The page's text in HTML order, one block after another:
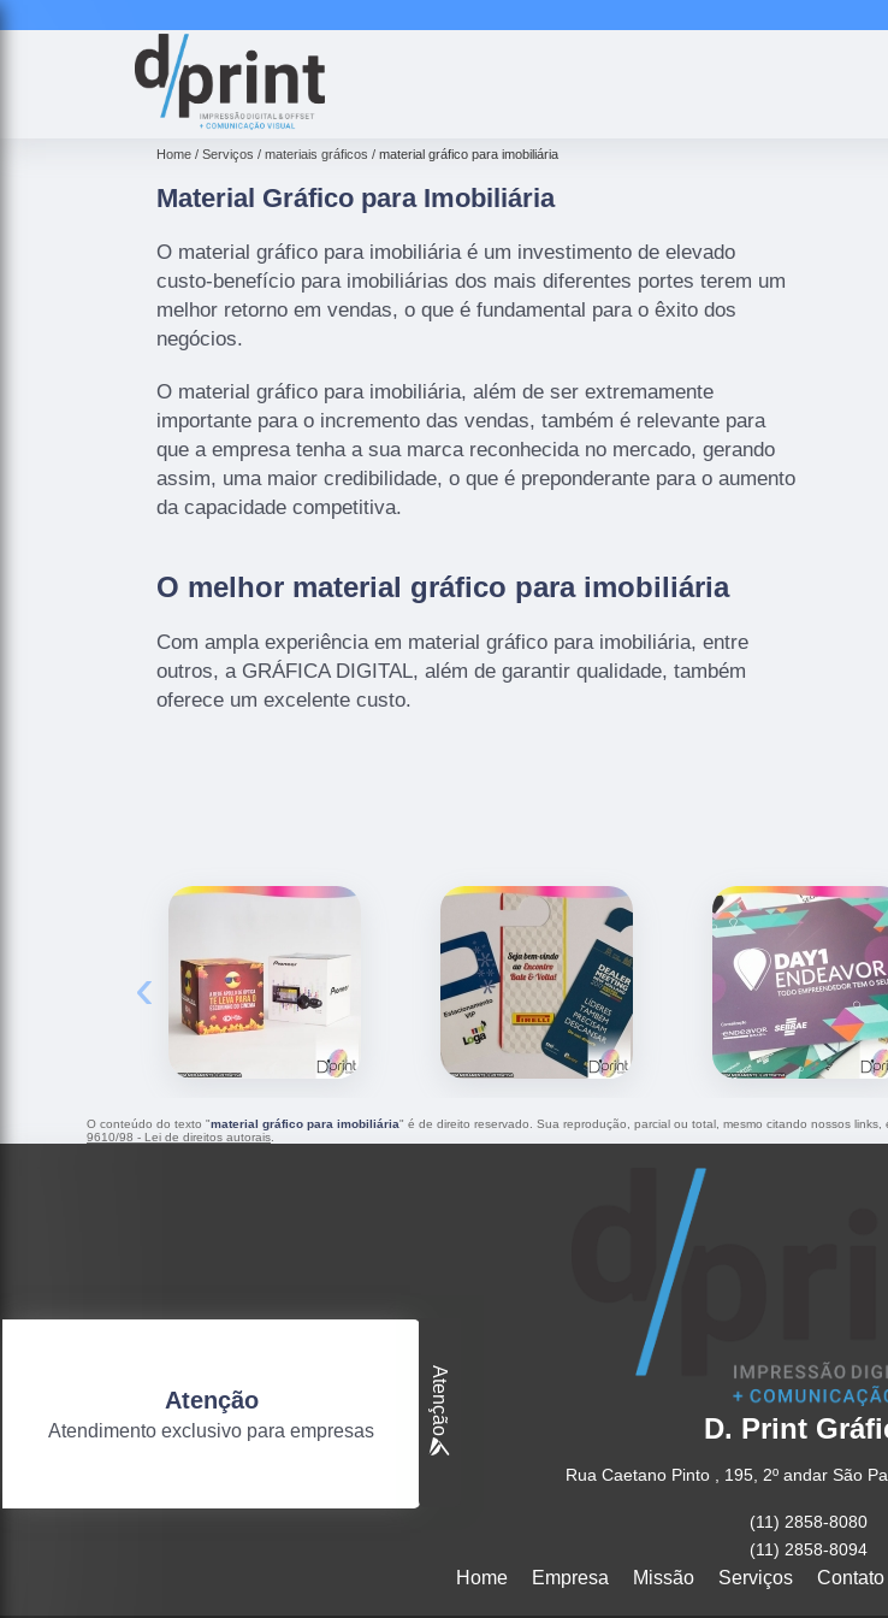
Home Serviços materiais gráficos material gráfico para imobiliária
Material Gráfico para Imobiliária
O material gráfico para imobiliária é um investimento de elevado
custo-benefício para imobiliárias dos mais diferentes portes terem um
melhor retorno em vendas, o que é fundamental para o êxito dos
negócios.
O material gráfico para imobiliária, além de ser extremamente
importante para o incremento das vendas, também é relevante para
que a empresa tenha a sua marca reconhecida no mercado, gerando
assim, uma maior credibilidade, o que é preponderante para o aumento
da capacidade competitiva.
O melhor material gráfico para imobiliária
Com ampla experiência em material gráfico para imobiliária, entre
outros, a GRÁFICA DIGITAL, além de garantir qualidade, também
oferece um excelente custo.
‹
O conteúdo do texto "material gráfico para imobiliária" é de direito reservado. Sua reprodução, parcial ou total, mesmo citando nossos
9610/98 - Lei de direitos autorais
D. Print
Rua Caetano Pinto , 195, 2º andar São
(11) 2858-8080
(11) 2858-8094
Home Empresa Missão Serviços Contato
Atenção
Atendimento exclusivo para empresas Atenção